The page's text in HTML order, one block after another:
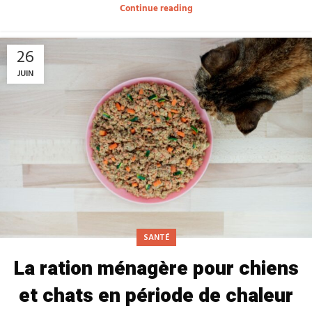
Continue reading
26
JUIN
SANTÉ
La ration ménagère pour chiens
et chats en période de chaleur